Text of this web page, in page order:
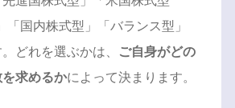
「国内株式型」「バランス型」
どれを選ぶかは、
ご自身がどの
求めるかによって決まります。